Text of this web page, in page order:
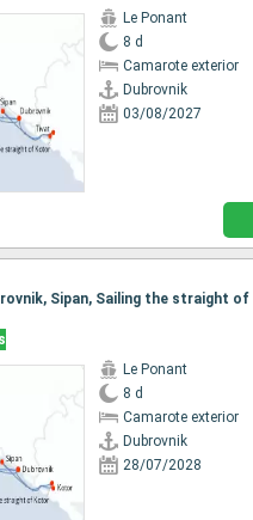
Le Ponant
8 d
Camarote exterior
Dubrovnik
03/08/2027
Le Ponant
8 d
Camarote exterior
Dubrovnik
28/07/2028